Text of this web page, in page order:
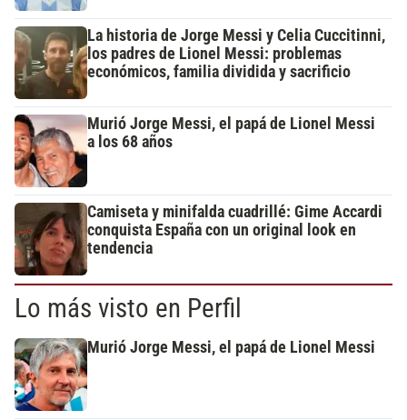
La historia de Jorge Messi y Celia Cuccitinni,
los padres de Lionel Messi: problemas
económicos, familia dividida y sacrificio
Murió Jorge Messi, el papá de Lionel Messi
a los 68 años
Camiseta y minifalda cuadrillé: Gime Accardi
conquista España con un original look en
tendencia
Lo más visto en Perfil
Murió Jorge Messi, el papá de Lionel Messi